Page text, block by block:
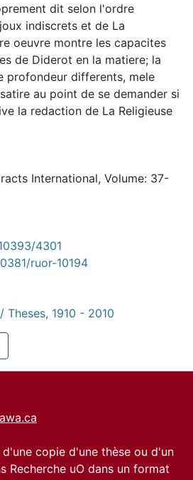
dit selon l'ordre
indiscrets et de La
oeuvre montre les capacites
de Diderot en la matiere; la
profondeur differents, mele
au point de se demander si
la redaction de La Religieuse
International, Volume: 37-
4301
ruor-10194
Theses, 1910 - 2010
copie d'une thèse ou d'un
Recherche uO dans un format